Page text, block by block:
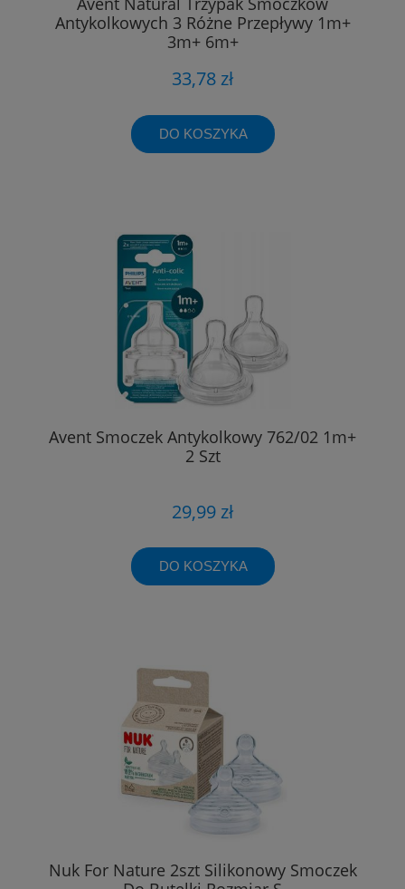
Antykolkowych 3 Różne Przepływy 1m+
3m+ 6m+
33,78 zł
DO KOSZYKA
Avent Smoczek Antykolkowy 762/02 1m+
2 Szt
29,99 zł
DO KOSZYKA
Nuk For Nature 2szt Silikonowy Smoczek